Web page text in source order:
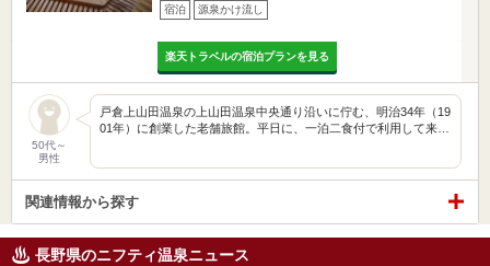
宿泊 源泉かけ流し
楽天トラベルの宿泊プランを見る
50代～
男性
戸倉上山田温泉の上山田温泉中央通り沿いに佇む、明治34年（19
01年）に創業した老舗旅館。平日に、一泊二食付で利用して来…
関連情報から探す
長野県のニフティ温泉ニュース